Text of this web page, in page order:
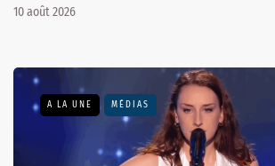
10 août 2026
A LA UNE MÉDIAS